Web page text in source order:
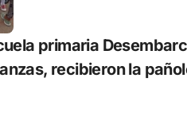
primaria
recibieron la